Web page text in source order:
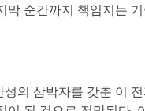
막 순간까지 책임지는
의 삼박자를 갖춘 이